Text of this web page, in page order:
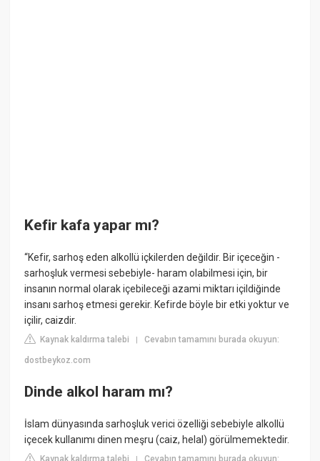
Kefir kafa yapar mı?
“Kefir, sarhoş eden alkollü içkilerden değildir. Bir içeceğin -
sarhoşluk vermesi sebebiyle- haram olabilmesi için, bir
insanın normal olarak içebileceği azami miktarı içildiğinde
insanı sarhoş etmesi gerekir. Kefirde böyle bir etki yoktur ve
içilir, caizdir.
Kaynak kaldırma talebi |Cevabın tamamını burada okuyun:
dostbeykoz.com
Dinde alkol haram mı?
İslam dünyasında sarhoşluk verici özelliği sebebiyle alkollü
içecek kullanımı dinen meşru (caiz, helal) görülmemektedir.